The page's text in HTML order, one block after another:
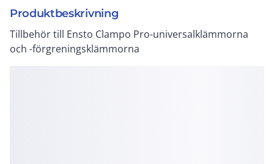
Produktbeskrivning
Tillbehör till Ensto Clampo Pro-universalklämmorna
och -förgreningsklämmorna